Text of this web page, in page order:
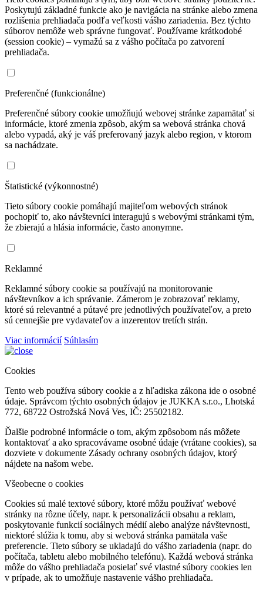
Poskytujú základné funkcie ako je navigácia na stránke alebo zmena
rozlišenia prehliadača podľa veľkosti vášho zariadenia. Bez týchto
súborov nemôže web správne fungovať. Používame krátkodobé
(session cookie) – vymažú sa z vášho počítača po zatvorení
prehliadača.
Preferenčné (funkcionálne)
Preferenčné súbory cookie umožňujú webovej stránke zapamätať si
informácie, ktoré zmenia zpôsob, akým sa webová stránka chová
alebo vypadá, aký je váš preferovaný jazyk alebo region, v ktorom
sa nachádzate.
Štatistické (výkonnostné)
Tieto súbory cookie pomáhajú majiteľom webových stránok
pochopiť to, ako návštevníci interagujú s webovými stránkami tým,
že zbierajú a hlásia informácie, často anonymne.
Reklamné
Reklamné súbory cookie sa používajú na monitorovanie
návštevníkov a ich správanie. Zámerom je zobrazovať reklamy,
ktoré sú relevantné a pútavé pre jednotlivých používateľov, a preto
sú cennejšie pre vydavateľov a inzerentov tretích strán.
Viac informácií Súhlasím
Cookies
Tento web používa súbory cookie a z hľadiska zákona ide o osobné
údaje. Správcom týchto osobných údajov je JUKKA s.r.o., Lhotská
772, 68722 Ostrožská Nová Ves, IČ: 25502182.
Ďalšie podrobné informácie o tom, akým zpôsobom nás môžete
kontaktovať a ako spracovávame osobné údaje (vrátane cookies), sa
dozviete v dokumente Zásady ochrany osobných údajov, ktorý
nájdete na našom webe.
Všeobecne o cookies
Cookies sú malé textové súbory, ktoré môžu používať webové
stránky na rôzne účely, napr. k personalizácii obsahu a reklam,
poskytovanie funkcií sociálnych médií alebo analýze návštevnosti,
niektoré slúžia k tomu, aby si webová stránka pamätala vaše
preferencie. Tieto súbory se ukladajú do vášho zariadenia (napr. do
počítača, tabletu alebo mobilného telefónu). Každá webová stránka
môže do vášho prehliadača posielať své vlastné súbory cookies len
v prípade, ak to umožňuje nastavenie vášho prehliadača.